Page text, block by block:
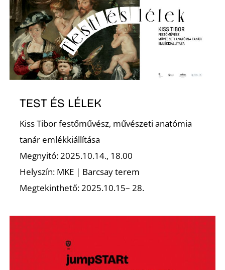
TEST ÉS LÉLEK
Kiss Tibor festőművész, művészeti anatómia
tanár emlékkiállítása
Megnyitó: 2025.10.14., 18.00
Helyszín: MKE | Barcsay terem
Megtekinthető: 2025.10.15– 28.